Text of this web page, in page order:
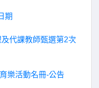
期
代課教師甄選第2次
樂活動名冊-公告